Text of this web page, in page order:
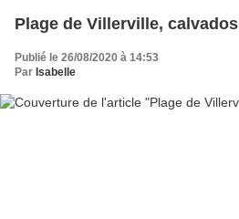
Plage de Villerville, calvados
Publié le 26/08/2020 à 14:53
Par Isabelle